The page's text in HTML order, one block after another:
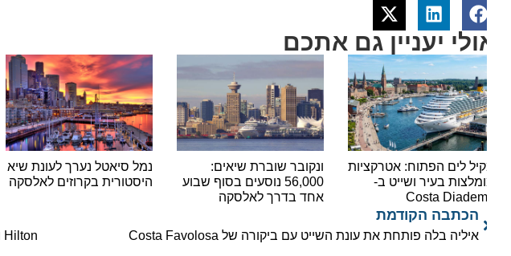
יעניין גם אתכם
לים הפתוח: אטרקציות
בעיר ושייט ב-
Costa
ונקובר שוברת שיאים:
56,000 נוסעים בסוף שבוע
אחד בדרך לאלסקה
נמל סיאטל נערך לעונת שיא
היסטורית בקרוזים לאלסקה
הכתבה הקודמת
איליה בלה פותחת את עונת השייט עם ביקורה של Costa Favolosa Hilton ו-Explora Journeys משיקות את Hilton Honors Adventures